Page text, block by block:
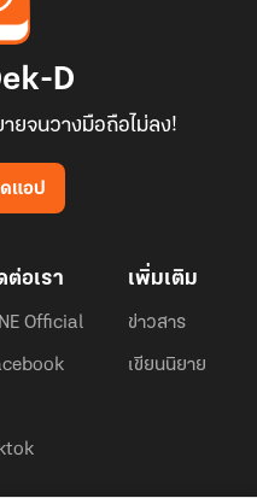
D
ยจนวางมือถือไม่ลง!
แอป
ต่อเรา
Official
เพิ่มเติม
ข่าวสาร
เขียนนิยาย